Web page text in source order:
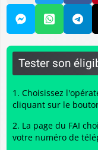
Tester son
Choisissez
cliquant sur le
La page du FAI
votre numéro de